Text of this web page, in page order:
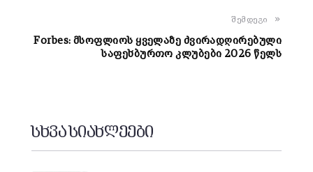
შემდეგი
Forbes: მსოფლიოს ყველაზე ძვირადღირებული
საფეხბურთო კლუბები 2026 წელს
სხვა სიახლეები